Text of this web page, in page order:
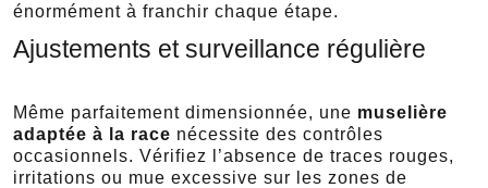
énormément à franchir chaque étape.
Ajustements et surveillance régulière
Même parfaitement dimensionnée, une muselière
adaptée à la race nécessite des contrôles
occasionnels. Vérifiez l’absence de traces rouges,
irritations ou mue excessive sur les zones de